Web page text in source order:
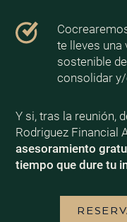
te lleves una
sostenible
consolidar y/
Y si, tras la reunión,
Rodriguez Financial
asesoramiento
tiempo que dure tu